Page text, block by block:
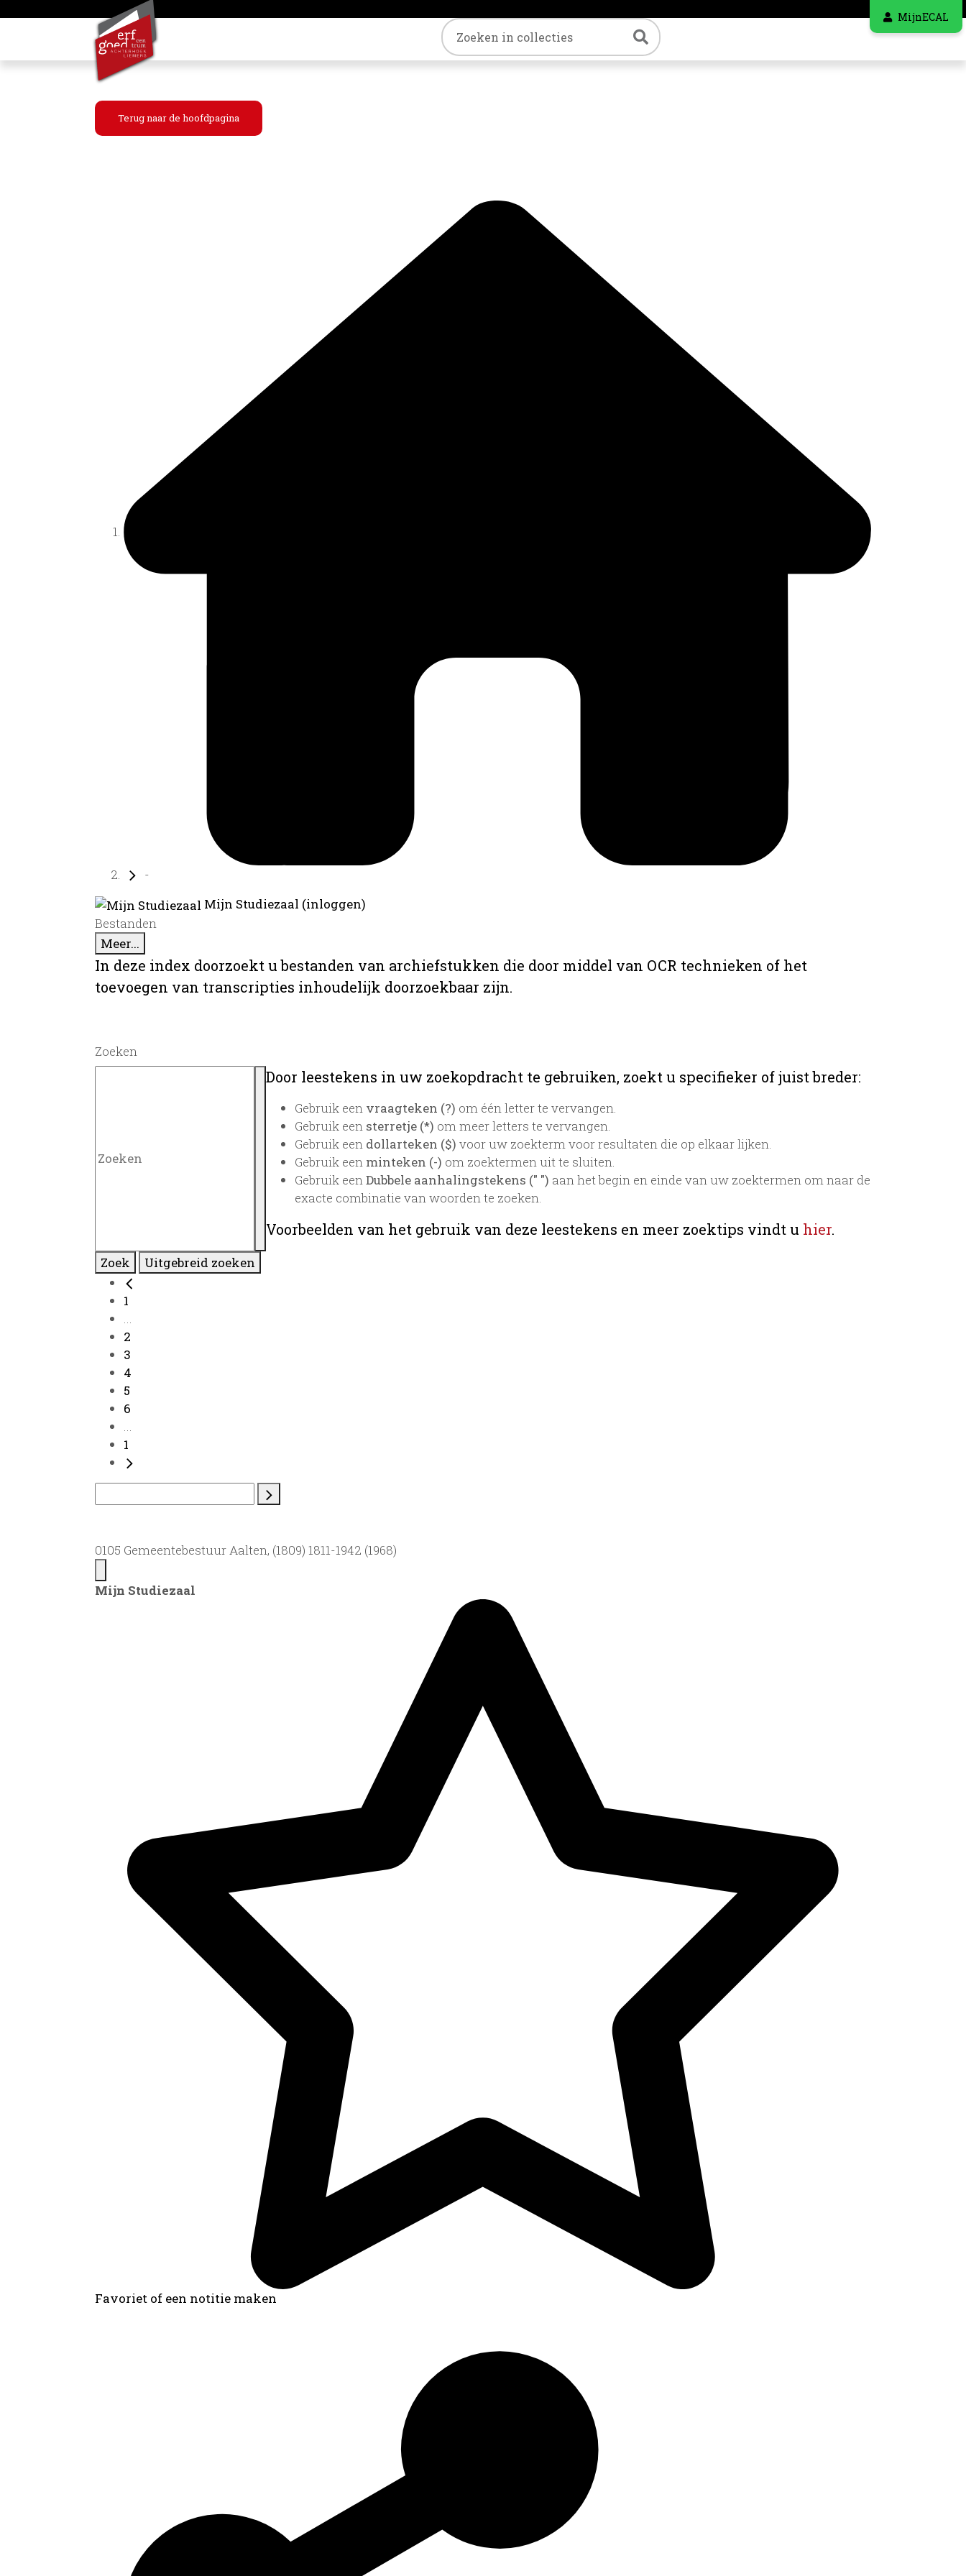
MijnECAL
Trefwoord Zoeken
Terug naar de hoofdpagina
-
Mijn Studiezaal (inloggen)
Bestanden
Meer...
In deze index doorzoekt u bestanden van archiefstukken die door middel van OCR technieken of het
toevoegen van transcripties inhoudelijk doorzoekbaar zijn.
Zoeken
Door leestekens in uw zoekopdracht te gebruiken, zoekt u specifieker of juist breder:
Gebruik een vraagteken (?) om één letter te vervangen.
Gebruik een sterretje (*) om meer letters te vervangen.
Gebruik een dollarteken ($) voor uw zoekterm voor resultaten die op elkaar lijken.
Gebruik een minteken (-) om zoektermen uit te sluiten.
Gebruik eenDubbele aanhalingstekens (" ") aan het begin en einde van uw zoektermen om naar de
exacte combinatie van woorden te zoeken.
Voorbeelden van het gebruik van deze leestekens en meer zoektips vindt u hier.
Zoek Uitgebreid zoeken
1
...
2
3
4
5
6
...
1
0105 Gemeentebestuur Aalten, (1809) 1811-1942 (1968)
Mijn Studiezaal
Favoriet of een notitie maken